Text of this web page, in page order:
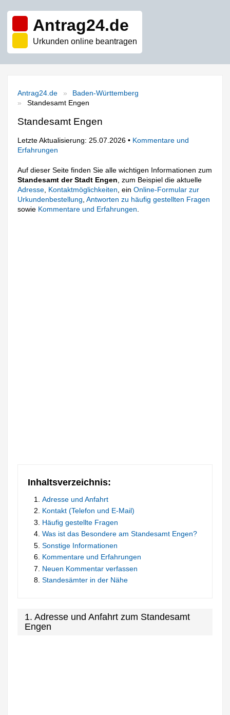
Antrag24.de
Urkunden online beantragen
Antrag24.de
Baden-Württemberg
Standesamt Engen
Standesamt Engen
Letzte Aktualisierung: 25.07.2026 • Kommentare und
Erfahrungen
Auf dieser Seite finden Sie alle wichtigen Informationen zum
Standesamt der Stadt Engen , zum Beispiel die aktuelle
Adresse Kontaktmöglichkeiten , einOnline-Formular zur
Urkundenbestellung ,Antworten zu häufig gestellten Fragen
sowie Kommentare und Erfahrungen
Inhaltsverzeichnis:
Adresse und Anfahrt
Kontakt (Telefon und E-Mail)
Häufig gestellte Fragen
Was ist das Besondere am Standesamt Engen?
Sonstige Informationen
Kommentare und Erfahrungen
Neuen Kommentar verfassen
Standesämter in der Nähe
1. Adresse und Anfahrt zum Standesamt
Engen